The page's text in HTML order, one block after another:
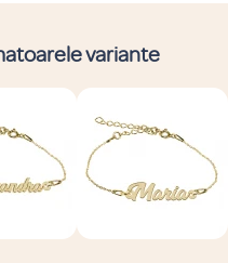
variante